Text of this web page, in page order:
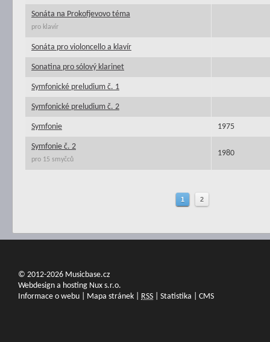
Sonáta na Prokofjevovo téma
pro klavír
Sonáta pro violoncello a klavír
Sonatina pro sólový klarinet
Symfonické preludium č. 1
Symfonické preludium č. 2
Symfonie 1975
Symfonie č. 2
pro 15 smyčců
1980
1 2
© 2012-2026 Musicbase.cz
Webdesign a hosting Nux s.r.o.
Informace o webu
Mapa stránek RSS Statistika CMS